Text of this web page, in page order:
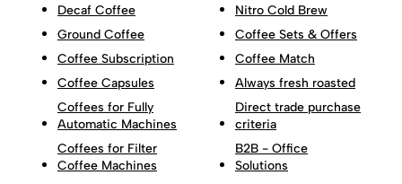
Decaf Coffee
Ground Coffee
Coffee Subscription
Coffee Capsules
Coffees for Fully
Automatic Machines
Coffees for Filter
Coffee Machines
Nitro Cold Brew
Coffee Sets & Offers
Coffee Match
Always fresh roasted
Direct trade purchase
criteria
B2B - Office
Solutions